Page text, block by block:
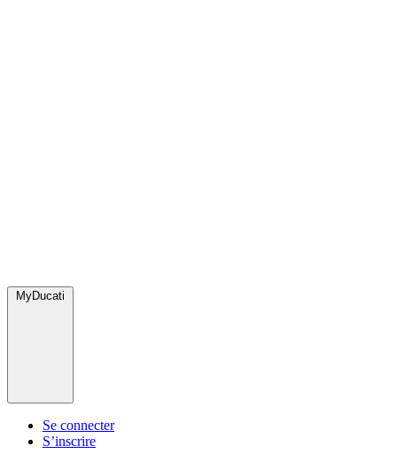
MyDucati
Se connecter
S’inscrire